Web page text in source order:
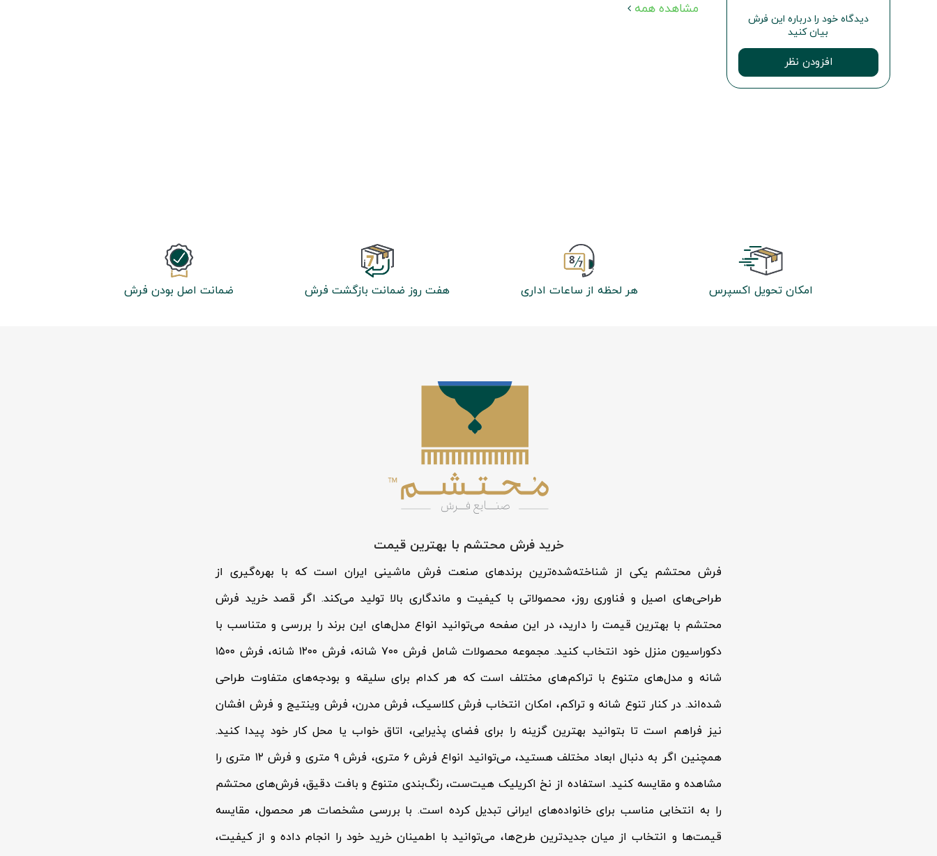
دیدگاه خود را درباره این فرش
بیان کنید
افزودن نظر
مشاهده همه
امکان تحویل اکسپرس هر لحظه از ساعات اداری هفت روز ضمانت بازگشت فرش ضمانت اصل بودن فرش
خرید فرش محتشم با بهترین قیمت
فرش محتشم یکی از شناخته‌شده‌ترین برندهای صنعت فرش ماشینی ایران است که با بهره‌گیری از
طراحی‌های اصیل و فناوری روز، محصولاتی با کیفیت و ماندگاری بالا تولید می‌کند. اگر قصد خرید فرش
محتشم با بهترین قیمت را دارید، در این صفحه می‌توانید انواع مدل‌های این برند را بررسی و متناسب با
دکوراسیون منزل خود انتخاب کنید. مجموعه محصولات شامل فرش ۷۰۰ شانه، فرش ۱۲۰۰ شانه، فرش ۱۵۰۰
شانه و مدل‌های متنوع با تراکم‌های مختلف است که هر کدام برای سلیقه و بودجه‌های متفاوت طراحی
شده‌اند. در کنار تنوع شانه و تراکم، امکان انتخاب فرش کلاسیک، فرش مدرن، فرش وینتیج و فرش افشان
نیز فراهم است تا بتوانید بهترین گزینه را برای فضای پذیرایی، اتاق خواب یا محل کار خود پیدا کنید.
همچنین اگر به دنبال ابعاد مختلف هستید، می‌توانید انواع فرش ۶ متری، فرش ۹ متری و فرش ۱۲ متری را
مشاهده و مقایسه کنید. استفاده از نخ اکریلیک هیت‌ست، رنگ‌بندی متنوع و بافت دقیق، فرش‌های محتشم
را به انتخابی مناسب برای خانواده‌های ایرانی تبدیل کرده است. با بررسی مشخصات هر محصول، مقایسه
قیمت‌ها و انتخاب از میان جدیدترین طرح‌ها، می‌توانید با اطمینان خرید خود را انجام داده و از کیفیت،